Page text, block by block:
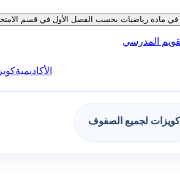
رياضيات بحسب الفصل الأول في قسم الامتحان
المدرسي
الأكاديمية
كويزات لجميع الصفوف